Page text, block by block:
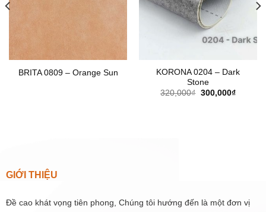
BRITA 0809 – Orange Sun
KORONA 0204 – Dark
Stone
320,000₫ Giá
300,000₫Giá
GIỚI THIỆU
Đề cao khát vọng tiên phong, Chúng tôi hướng đến là một đơn vị